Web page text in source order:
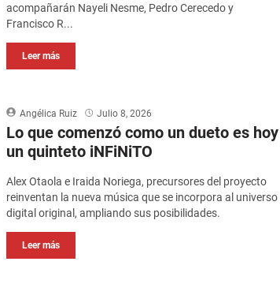
acompañarán Nayeli Nesme, Pedro Cerecedo y
Francisco R...
Leer más
Angélica Ruiz Julio 8, 2026
Lo que comenzó como un dueto es hoy
un quinteto iNFiNiTO
Alex Otaola e Iraida Noriega, precursores del proyecto
reinventan la nueva música que se incorpora al universo
digital original, ampliando sus posibilidades.
Leer más